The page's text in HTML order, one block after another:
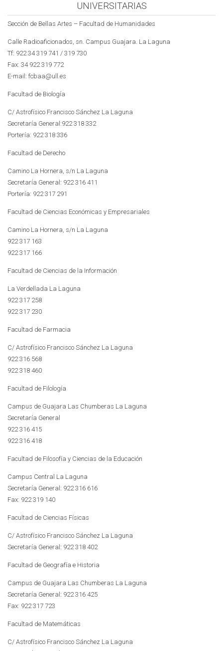
UNIVERSITARIAS
Sección de Bellas Artes – Facultad de Humanidades
Calle Radioaficionados, sn. Campus Guajara. La Laguna
Tf: 922 34 319 741 / 319 730
Fax: 34 922 319 772
E-mail: fcbaa@ull.es
Facultad de Biología
C/ Astrofísico Francisco Sánchez La Laguna
Secretaría General:922 318 332
Portería: 922 318 336
Facultad de Derecho
Camino La Hornera, s/n La Laguna
Secretaría General: 922 316 411
Portería: 922 317 291
Facultad de Ciencias Económicas y Empresariales
Camino La Hornera, s/n La Laguna
922 317 163
922 317 166
Facultad de Ciencias de la Información
La Verdellada La Laguna
922 317 258
922 317 230
Facultad de Farmacia
C/ Astrofísico Francisco Sánchez La Laguna
922 316 568
922 318 460
Facultad de Filología
Campus de Guajara Las Chumberas La Laguna
Secretaría General
922 316 415
922 316 418
Facultad de Filosofía y Ciencias de la Educación
Campus Central La Laguna
Secretaría General: 922 316 616
Fax: 922 319 140
Facultad de Ciencias Físicas
C/ Astrofísico Francisco Sánchez La Laguna
Secretaría General: 922 318 402
Facultad de Geografía e Historia
Campus de Guajara Las Chumberas La Laguna
Secretaría General: 922 316 425
Fax: 922 317 723
Facultad de Matemáticas
C/ Astrofísico Francisco Sánchez La Laguna